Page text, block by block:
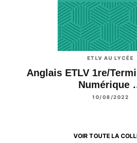
ETLV AU LYCÉE
Anglais ETLV 1re/
Numérique
10/08/2022
VOIR TOUTE LA